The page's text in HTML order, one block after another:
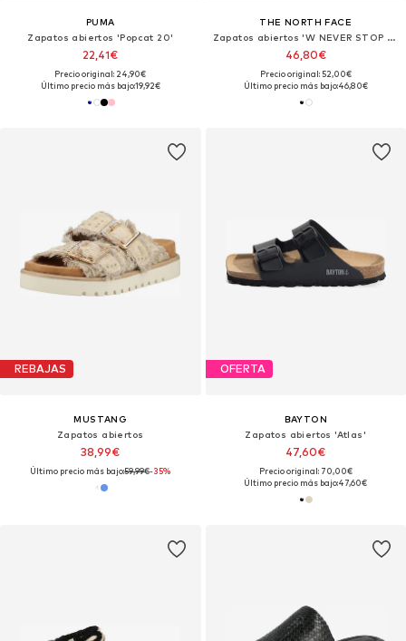
PUMA
Zapatos abiertos 'Popcat 20'
22,41€
Precio original: 24,90€
Último precio más bajo:19,92€
THE NORTH FACE
Zapatos abiertos 'W NEVER STOP CUSH SLIDE'
46,80€
Precio original: 52,00€
Último precio más bajo:46,80€
REBAJAS
MUSTANG
Zapatos abiertos
38,99€
Último precio más bajo:59,99€-35%
OFERTA
BAYTON
Zapatos abiertos 'Atlas'
47,60€
Precio original: 70,00€
Último precio más bajo:47,60€